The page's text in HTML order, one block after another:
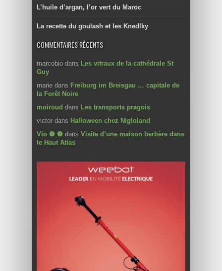
L’huile d’argan, l’or vert du Maroc
La recette du goulash et les Knedlky
COMMENTAIRES RÉCENTS
marcobio dans Les vitraux de la cathédrale St
Guy
marie dans Freiburg im Breisgau … capitale de
la Forêt Noire
moiroud dans Les transports pragois
victor dans Halloween chez Nigloland
Vio ❼ ❼ dans Visite d’une maison berbère dans
le Haut Atlas